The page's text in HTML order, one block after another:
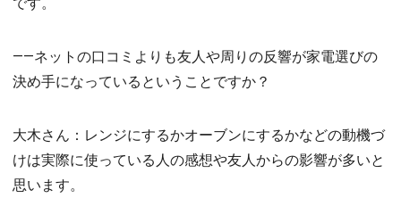
――ネットの口コミよりも友人や周りの反響が家電選びの
決め手になっているということですか？
大木さん：レンジにするかオーブンにするかなどの動機づ
けは実際に使っている人の感想や友人からの影響が多いと
思います。